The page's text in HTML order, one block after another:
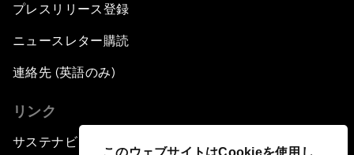
このウェブサイトはCookieを使用し
プレスリリース登録
ニュースレター購読
連絡先 (英語のみ)
リンク
サステナビリティへの取り組み